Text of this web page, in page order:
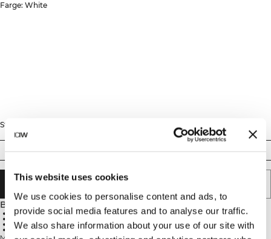
This website uses cookies
We use cookies to personalise content and ads, to
provide social media features and to analyse our traffic.
We also share information about your use of our site with
Farge: White
Størrelse
XS S M L XL XXL
LEGG I HANDLEKURVEN
Beskrivelse
God pusteevne
Halv glidelås foran
Reflekterende ICIW-logo på brystet
82% polyester, 18% elastan